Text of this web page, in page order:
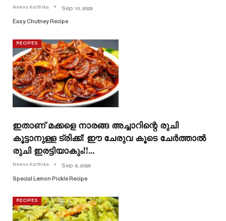
Neenu Karthika Sep 10, 2025
Easy Chutney Recipe
RECIPES
ഇതാണ് മക്കളെ നാരങ്ങ അച്ചാറിന്റെ രുചി
കൂട്ടാനുള്ള ട്രിക്ക്! ഈ ചേരുവ കൂടെ ചേർത്താൽ
രുചി ഇരട്ടിയാകും!!…
Neenu Karthika Sep 6, 2025
Special Lemon Pickle Recipe
RECIPES